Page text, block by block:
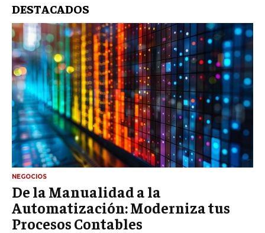
DESTACADOS
NEGOCIOS
De la Manualidad a la
Automatización: Moderniza tus
Procesos Contables